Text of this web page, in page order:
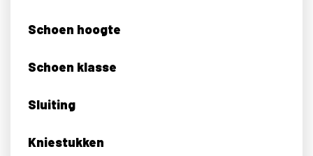
Schoen hoogte
Schoen klasse
Sluiting
Kniestukken